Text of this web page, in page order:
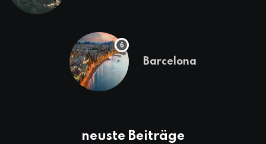
Barcelona
neuste Beiträge